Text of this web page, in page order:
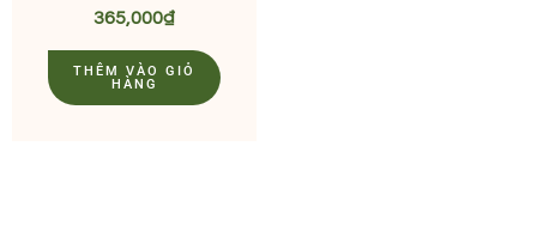
365,000₫
THÊM VÀO GIỎ
HÀNG